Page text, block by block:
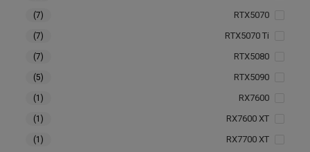
RTX5070
(7)
RTX5070 Ti
(7)
RTX5080
(7)
RTX5090
(5)
RX7600
(1)
RX7600 XT
(1)
RX7700 XT
(1)